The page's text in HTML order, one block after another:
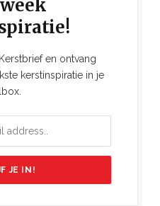
en ontvang
kerstinspiratie in je